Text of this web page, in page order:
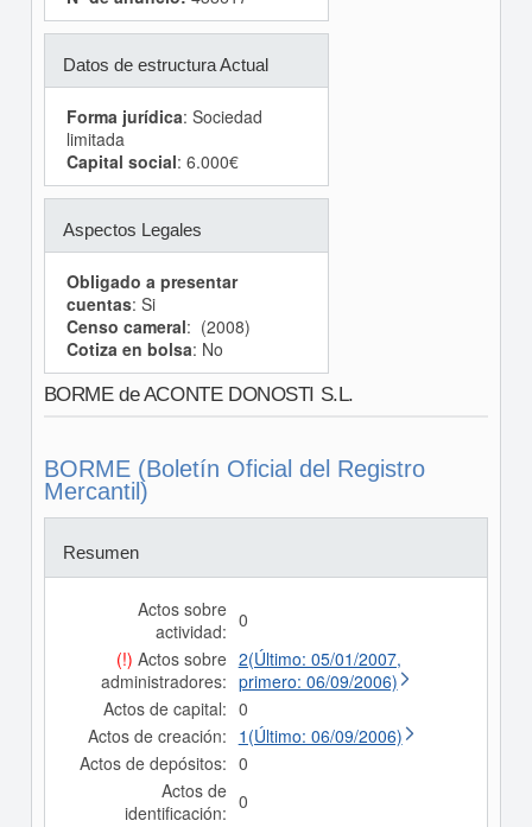
Datos de estructura Actual
Forma jurídica: Sociedad
limitada
Capital social: 6.000€
Aspectos Legales
Obligado a presentar
cuentas: Si
Censo cameral: (2008)
Cotiza en bolsa: No
BORME de ACONTE DONOSTI S.L.
BORME (Boletín Oficial del Registro
Mercantil)
Resumen
Actos sobre
actividad: 0
(!) Actos sobre
administradores:
2(Último: 05/01/2007,
primero: 06/09/2006)
Actos de capital: 0
Actos de creación: 1(Último: 06/09/2006)
Actos de depósitos: 0
Actos de
identificación: 0